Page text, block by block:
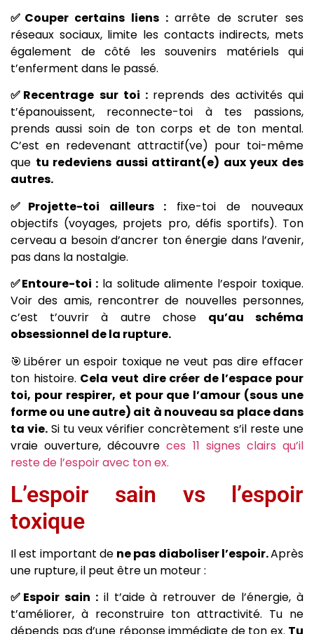
✅Couper certains liens :arrête de scruter ses
réseaux sociaux, limite les contacts indirects, mets
également de côté les souvenirs matériels qui
t’enferment dans le passé.
✅Recentrage sur toi : reprends des activités qui
t’épanouissent, reconnecte-toi à tes passions,
prends aussi soin de ton corps et de ton mental.
C’est en redevenant attractif(ve) pour toi-même
que tu redeviens aussi attirant(e) aux yeux des
autres.
✅Projette-toi ailleurs : fixe-toi de nouveaux
objectifs (voyages, projets pro, défis sportifs). Ton
cerveau a besoin d’ancrer ton énergie dans l’avenir,
pas dans la nostalgie.
✅Entoure-toi : la solitude alimente l’espoir toxique.
Voir des amis, rencontrer de nouvelles personnes,
c’est t’ouvrir à autre chose qu’au schéma
obsessionnel de la rupture.
🎯Libérer un espoir toxique ne veut pas dire effacer
ton histoire. Cela veut dire créer de l’espace pour
toi, pour respirer, et pour que l’amour (sous une
forme ou une autre) ait à nouveau sa place dans
ta vie.Si tu veux vérifier concrètement s’il reste une
vraie ouverture, découvreces 11 signes clairs qu’il
reste de l’espoir avec ton ex.
L’espoir sain vs l’espoir
toxique
Il est important de ne pas diaboliser l’espoir.Après
une rupture, il peut être un moteur :
✅Espoir sain :il t’aide à retrouver de l’énergie, à
t’améliorer, à reconstruire ton attractivité. Tu ne